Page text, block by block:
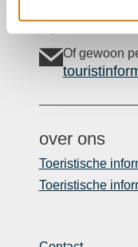
06132/710
Of gewoon
over ons
Toeristische
Toeristische